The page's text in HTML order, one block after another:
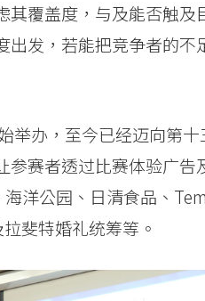
其覆盖度，与及能否触
出发，若能把竞争者的
始举办，至今已经迈向第
参赛者透过比赛体验广
洋公园、日清食品、
斐特婚礼统筹等。